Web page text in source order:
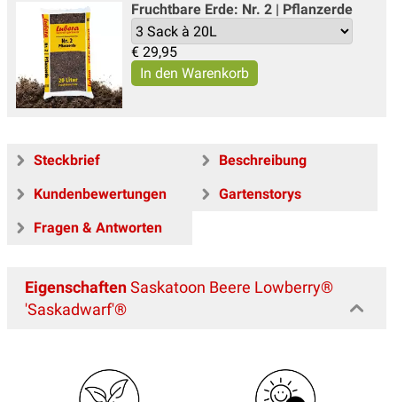
Fruchtbare Erde: Nr. 2 | Pflanzerde
€ 29,95
Steckbrief
Beschreibung
Kundenbewertungen
Gartenstorys
Fragen & Antworten
EigenschaftenSaskatoon Beere Lowberry®
'Saskadwarf'®